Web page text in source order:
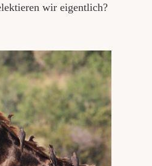
wir eigentlich?